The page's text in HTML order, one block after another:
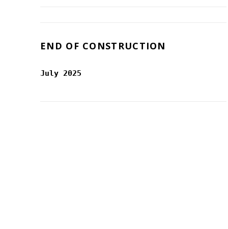
END OF CONSTRUCTION
July 2025